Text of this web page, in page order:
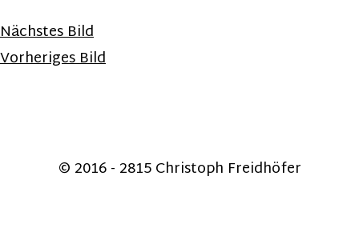
Nächstes Bild
Vorheriges Bild
© 2016 - 2815 Christoph Freidhöfer